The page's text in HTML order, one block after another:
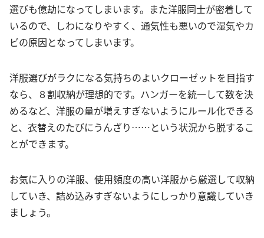
選びも億劫になってしまいます。また洋服同士が密着して
いるので、しわになりやすく、通気性も悪いので湿気やカ
ビの原因となってしまいます。
洋服選びがラクになる気持ちのよいクローゼットを目指す
なら、８割収納が理想的です。ハンガーを統一して数を決
めるなど、洋服の量が増えすぎないようにルール化できる
と、衣替えのたびにうんざり……という状況から脱するこ
とができます。
お気に入りの洋服、使用頻度の高い洋服から厳選して収納
していき、詰め込みすぎないようにしっかり意識していき
ましょう。